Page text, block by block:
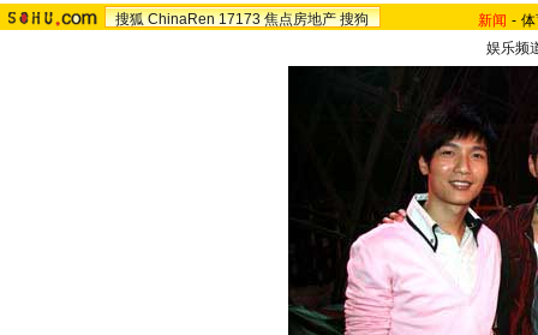
搜狐 ChinaRen 17173 焦点房地产 搜狗 新闻 -
娱乐频